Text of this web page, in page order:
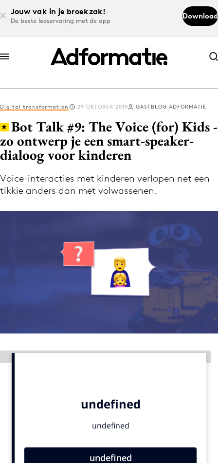
Jouw vak in je broekzak!
De beste leeservaring met de app
Download
Abonneer nu
Abonneer nu
Log in
Download de app
Volg het laatste nieuws via de Adformatie
Nieuws app
12 nov: MarketingLive!
Events
Opleidingen
Vacatures
Bureaus
Digital transformation 29 OKTOBER 2019 GASTBLOG ADFORMATIE
Bot Talk #9: The Voice (for) Kids -
zo ontwerp je een smart-speaker-
dialoog voor kinderen
Voice-interacties met kinderen verlopen net een
tikkie anders dan met volwassenen.